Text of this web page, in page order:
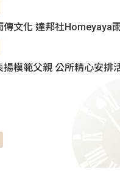
傳文化 達邦社Homeyaya
揚模範父親 公所精心安排